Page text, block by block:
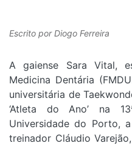
Escrito porDiogo Ferreira
A gaiense Sara Vital,
Medicina Dentária
universitária de
‘Atleta do Ano’ na
Universidade do Porto,
treinador Cláudio